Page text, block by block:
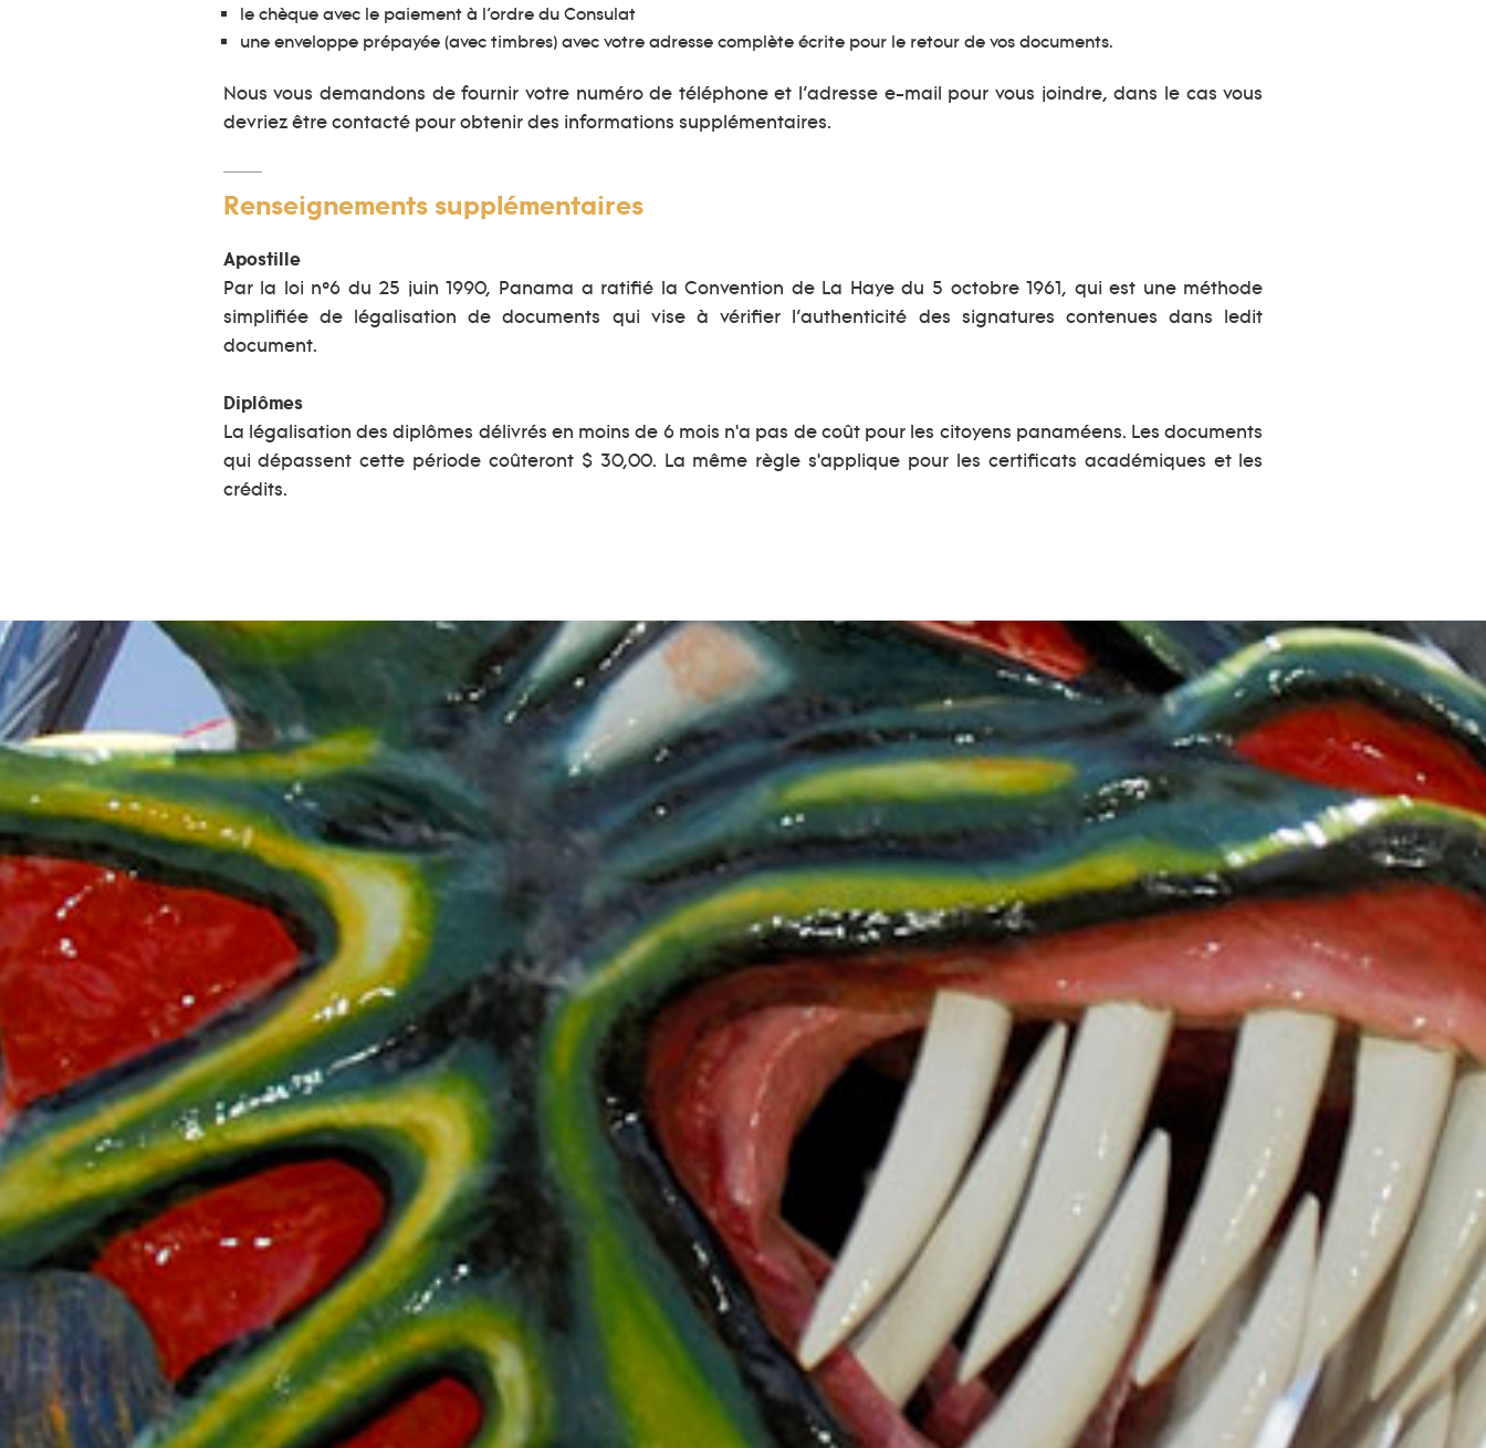
le chèque avec le paiement à l’ordre du Consulat
une enveloppe prépayée (avec timbres) avec votre adresse complète écrite pour le retour de vos documents.
Nous vous demandons de fournir votre numéro de téléphone et l’adresse e-mail pour vous joindre, dans le cas vous
devriez être contacté pour obtenir des informations supplémentaires.
Renseignements supplémentaires
Apostille
Par la loi n°6 du 25 juin 1990, Panama a ratifié la Convention de La Haye du 5 octobre 1961, qui est une méthode
simplifiée de légalisation de documents qui vise à vérifier l’authenticité des signatures contenues dans ledit
document.
Diplômes
La légalisation des diplômes délivrés en moins de 6 mois n'a pas de coût pour les citoyens panaméens. Les documents
qui dépassent cette période coûteront $ 30,00. La même règle s'applique pour les certificats académiques et les
crédits.